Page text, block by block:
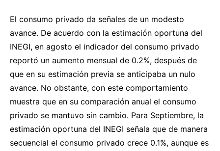
El consumo privado da señales de un modesto
avance. De acuerdo con la estimación oportuna del
INEGI, en agosto el indicador del consumo privado
reportó un aumento mensual de 0.2%, después de
que en su estimación previa se anticipaba un nulo
avance. No obstante, con este comportamiento
muestra que en su comparación anual el consumo
privado se mantuvo sin cambio. Para Septiembre, la
estimación oportuna del INEGI señala que de manera
secuencial el consumo privado crece 0.1%, aunque es